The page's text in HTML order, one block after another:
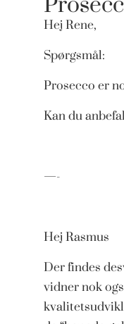
Hej Rene,
Spørgsmål:
Prosecco er
Kan du
—-
Hej Rasmus
Der findes
vidner nok